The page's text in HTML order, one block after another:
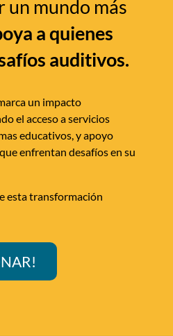
un mundo más
a quienes
auditivos.
un impacto
el acceso a servicios
educativos, y apoyo
enfrentan desafíos en su
esta transformación